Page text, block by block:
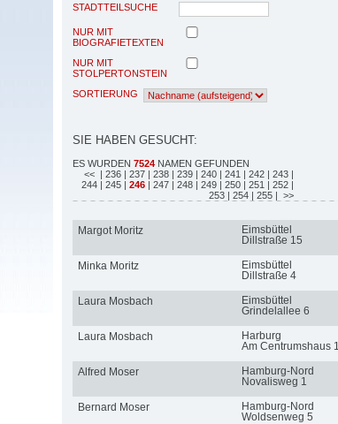
STADTTEILSUCHE
NUR MIT
BIOGRAFIETEXTEN
NUR MIT
STOLPERTONSTEIN
SORTIERUNG
SIE HABEN GESUCHT:
ES WURDEN 7524 NAMEN GEFUNDEN
<< | 236 | 237 | 238 | 239 | 240 | 241 | 242 | 243 |
244 | 245 | 246 | 247 | 248 | 249 | 250 | 251 | 252 |
253 | 254 | 255 | >>
Margot Moritz
Eimsbüttel
Dillstraße 15
Minka Moritz
Eimsbüttel
Dillstraße 4
Laura Mosbach
Eimsbüttel
Grindelallee 6
Laura Mosbach
Harburg
Am Centrumshaus 1
Alfred Moser
Hamburg-Nord
Novalisweg 1
Bernard Moser
Hamburg-Nord
Woldsenweg 5